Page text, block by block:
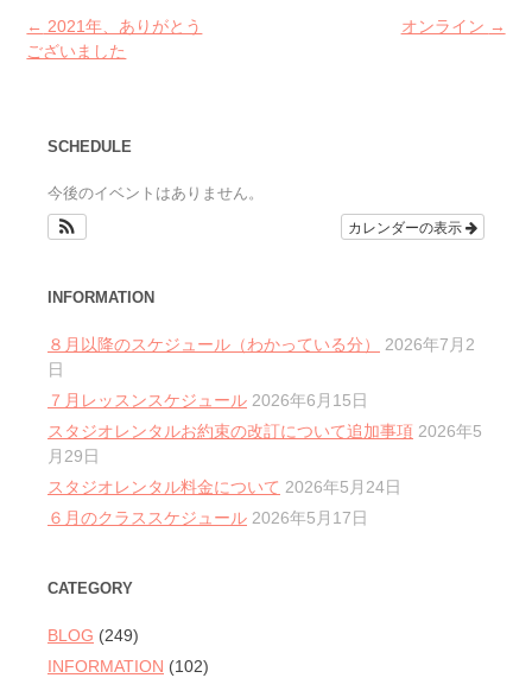
Post
navigation
← 2021年、ありがとう
ございました
オンライン →
SCHEDULE
今後のイベントはありません。
カレンダーの表示
INFORMATION
８月以降のスケジュール（わかっている分）
2026年7月2
日
７月レッスンスケジュール 2026年6月15日
スタジオレンタルお約束の改訂について追加事項 2026年5
月29日
スタジオレンタル料金について 2026年5月24日
６月のクラススケジュール 2026年5月17日
CATEGORY
BLOG (249)
INFORMATION (102)